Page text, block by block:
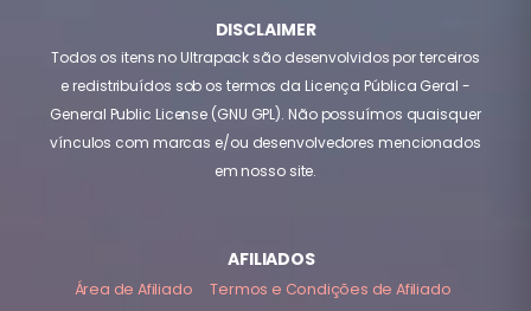
DISCLAIMER
Todos os itens no Ultrapack são desenvolvidos por terceiros
e redistribuídos sob os termos da Licença Pública Geral -
General Public License (GNU GPL). Não possuímos quaisquer
vínculos com marcas e/ou desenvolvedores mencionados
em nosso site.
AFILIADOS
Área de Afiliado Termos e Condições de Afiliado